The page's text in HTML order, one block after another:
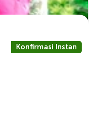
Konfirmasi Instan